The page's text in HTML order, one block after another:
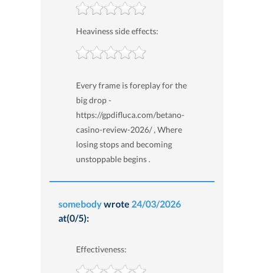
Heaviness side effects:
Every frame is foreplay for the
big drop -
https://gpdifluca.com/betano-
casino-review-2026/ , Where
losing stops and becoming
unstoppable begins .
somebodywrote 24/03/2026
at(0/5):
Effectiveness: